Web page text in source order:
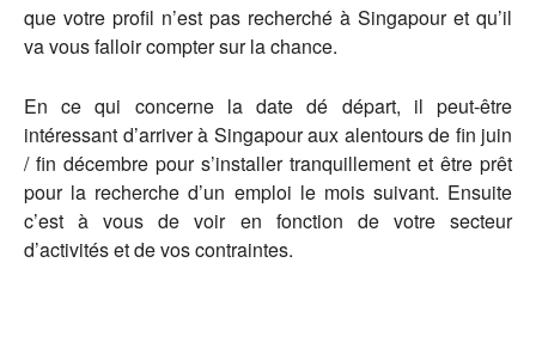
que votre profil n’est pas recherché à Singapour et qu’il
va vous falloir compter sur la chance.
En ce qui concerne la date dé départ, il peut-être
intéressant d’arriver à Singapour aux alentours de fin juin
/ fin décembre pour s’installer tranquillement et être prêt
pour la recherche d’un emploi le mois suivant. Ensuite
c’est à vous de voir en fonction de votre secteur
d’activités et de vos contraintes.